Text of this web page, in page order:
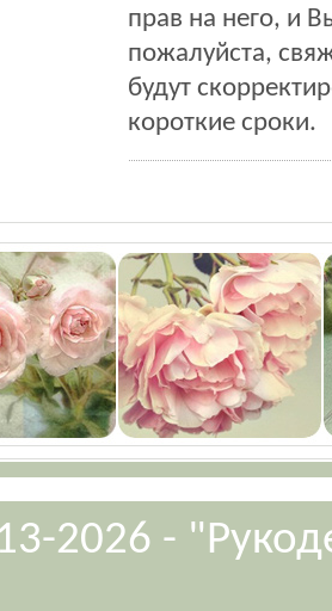
прав на него, и
пожалуйста,
будут
короткие сроки.
2026 -